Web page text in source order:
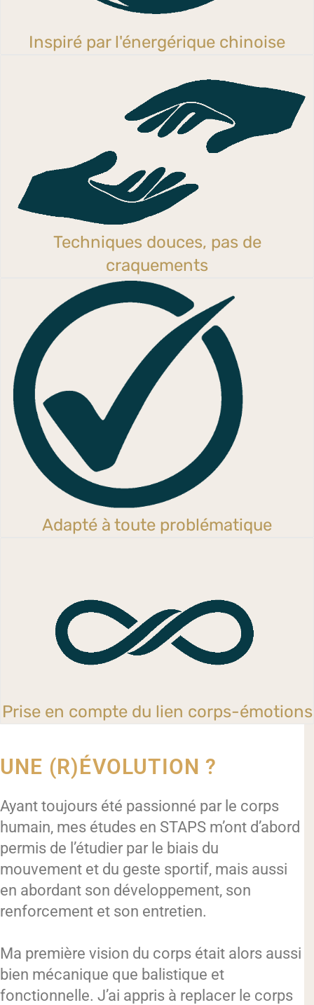
Inspiré par l'énergérique chinoise
Techniques douces, pas de
craquements
Adapté à toute problématique
Prise en compte du lien corps-émotions
UNE (R)ÉVOLUTION ?
Ayant toujours été passionné par le corps
humain, mes études en STAPS m’ont d’abord
permis de l’étudier par le biais du
mouvement et du geste sportif, mais aussi
en abordant son développement, son
renforcement et son entretien.
Ma première vision du corps était alors aussi
bien mécanique que balistique et
fonctionnelle. J’ai appris à replacer le corps